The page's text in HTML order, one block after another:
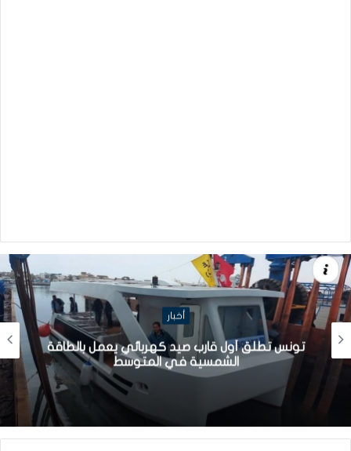
أخبار
تونس تطلق أول قارب صيد كهربائي يعمل بالطاقة
الشمسية في المتوسط